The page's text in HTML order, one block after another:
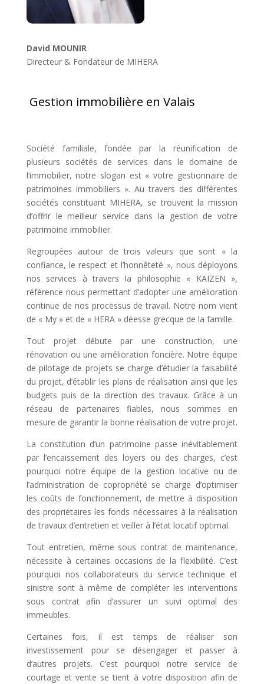
David MOUNIR
Directeur & Fondateur de MIHERA
Gestion immobilière en Valais
Société familiale, fondée par la réunification de
plusieurs sociétés de services dans le domaine de
l’immobilier, notre slogan est « votre gestionnaire de
patrimoines immobiliers ». Au travers des différentes
sociétés constituant MIHERA, se trouvent la mission
d’offrir le meilleur service dans la gestion de votre
patrimoine immobilier.
Regroupées autour de trois valeurs que sont « la
confiance, le respect et l’honnêteté », nous déployons
nos services à travers la philosophie « KAIZEN »,
référence nous permettant d’adopter une amélioration
continue de nos processus de travail. Notre nom vient
de « My » et de « HERA » déesse grecque de la famille.
Tout projet débute par une construction, une
rénovation ou une amélioration foncière. Notre équipe
de pilotage de projets se charge d’étudier la faisabilité
du projet, d’établir les plans de réalisation ainsi que les
budgets puis de la direction des travaux. Grâce à un
réseau de partenaires fiables, nous sommes en
mesure de garantir la bonne réalisation de votre projet.
La constitution d’un patrimoine passe inévitablement
par l’encaissement des loyers ou des charges, c’est
pourquoi notre équipe de la gestion locative ou de
l’administration de copropriété se charge d’optimiser
les coûts de fonctionnement, de mettre à disposition
des propriétaires les fonds nécessaires à la réalisation
de travaux d’entretien et veiller à l’état locatif optimal.
Tout entretien, même sous contrat de maintenance,
nécessite à certaines occasions de la flexibilité. C’est
pourquoi nos collaborateurs du service technique et
sinistre sont à même de compléter les interventions
sous contrat afin d’assurer un suivi optimal des
immeubles.
Certaines fois, il est temps de réaliser son
investissement pour se désengager et passer à
d’autres projets. C’est pourquoi notre service de
courtage et vente se tient à votre disposition afin de